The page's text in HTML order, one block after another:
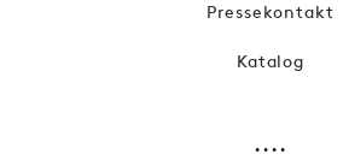
Pressekontakt
Katalog
....